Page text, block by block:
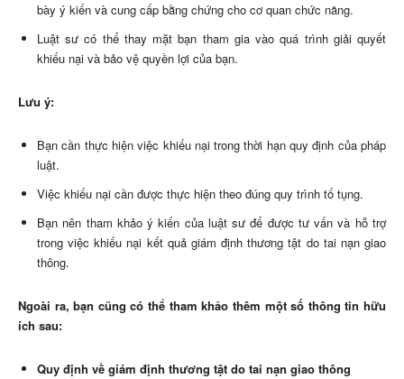
bày ý kiến và cung cấp bằng chứng cho cơ quan chức năng.
Luật sư có thể thay mặt bạn tham gia vào quá trình giải quyết
khiếu nại và bảo vệ quyền lợi của bạn.
Lưu ý:
Bạn cần thực hiện việc khiếu nại trong thời hạn quy định của pháp
luật.
Việc khiếu nại cần được thực hiện theo đúng quy trình tố tụng.
Bạn nên tham khảo ý kiến của luật sư để được tư vấn và hỗ trợ
trong việc khiếu nại kết quả giám định thương tật do tai nạn giao
thông.
Ngoài ra, bạn cũng có thể tham khảo thêm một số thông tin hữu
ích sau:
Quy định về giám định thương tật do tai nạn giao thông